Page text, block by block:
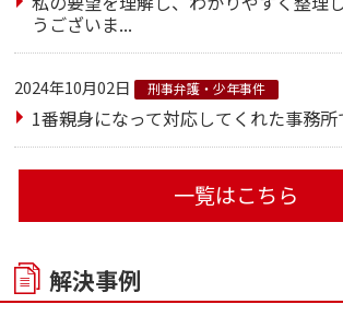
うございま...
2024年10月02日 刑事弁護・少年事件
1番親身になって対応してくれた事務所
一覧はこちら
解決事例